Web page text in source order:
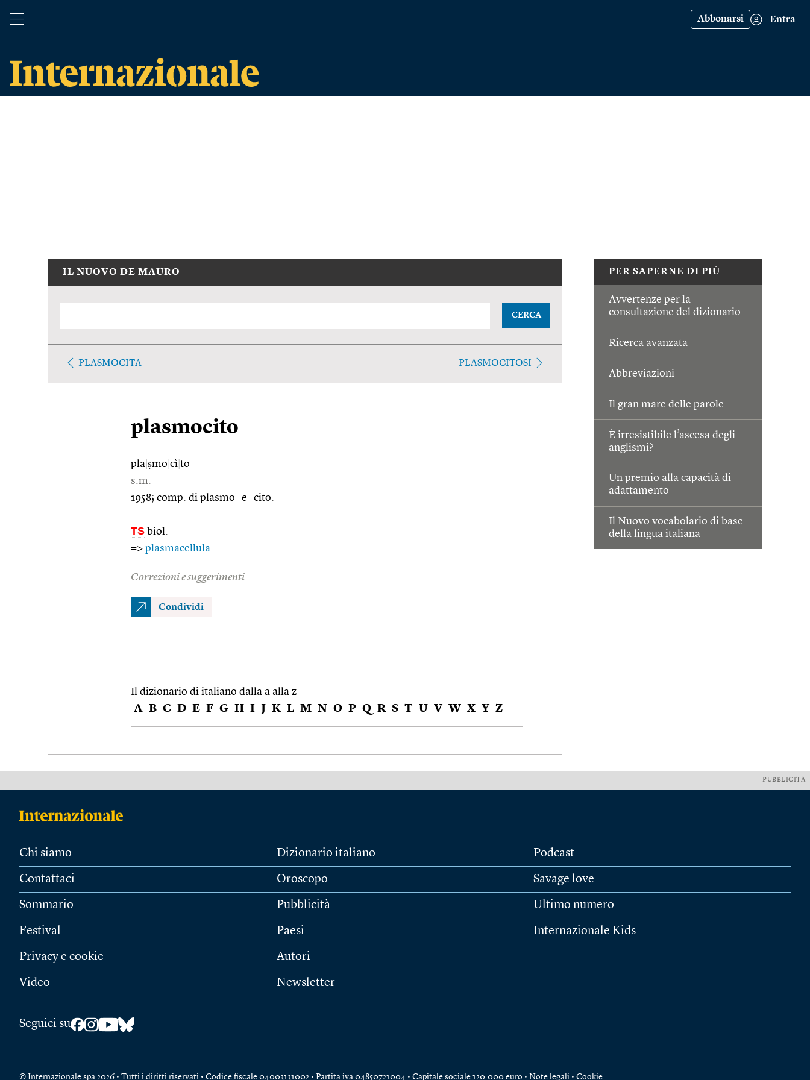
Abbonarsi Entra
PER SAPERNE DI PIÙ
Avvertenze per la
consultazione del dizionario
Ricerca avanzata
Abbreviazioni
Il gran mare delle parole
È irresistibile l’ascesa degli
anglismi?
Un premio alla capacità di
adattamento
Il Nuovo vocabolario di base
della lingua italiana
IL NUOVO DE MAURO
CERCA
PLASMOCITA PLASMOCITOSI
plasmocito
pla ṣmo cì to
s.m.
1958; comp. di plasmo- e -cito.
TS biol.
=> plasmacellula
Correzioni e suggerimenti
Condividi
Il dizionario di italiano dalla a alla z
A B C D E F G H I J K L M N O P Q R S T U V W X Y Z
PUBBLICITÀ
Chi siamo
Contattaci
Sommario
Festival
Privacy e cookie
Video
Dizionario italiano
Oroscopo
Pubblicità
Paesi
Autori
Newsletter
Podcast
Savage love
Ultimo numero
Internazionale Kids
Seguici su
© Internazionale spa 2026 • Tutti i diritti riservati • Codice fiscale 04003131002 • Partita iva 04850721004 • Capitale sociale 120.000 euro • Note legali • Cookie